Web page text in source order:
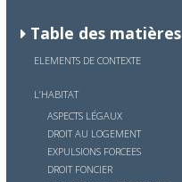
Table des matières
ELEMENTS DE CONTEXTE
L’HABITAT
ASPECTS LÉGAUX
DROIT AU LOGEMENT
EXPULSIONS FORCEES
DROIT FONCIER